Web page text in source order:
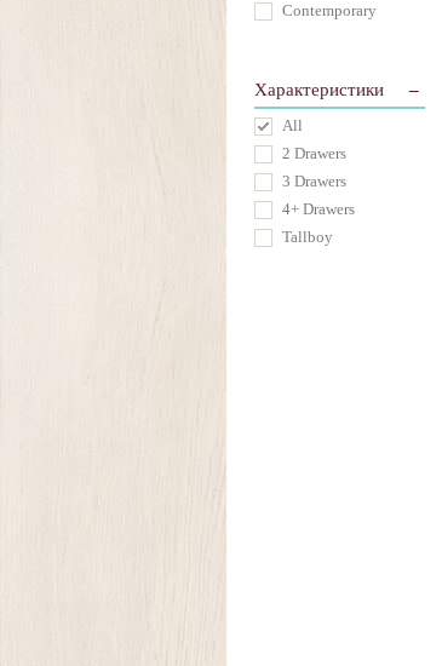
Contemporary
Характеристики
All
2 Drawers
3 Drawers
4+ Drawers
Tallboy